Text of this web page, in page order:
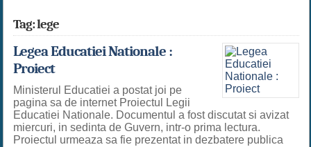
Tag: lege
Legea Educatiei Nationale :
Proiect
Ministerul Educatiei a postat joi pe
pagina sa de internet Proiectul Legii
Educatiei Nationale. Documentul a fost discutat si avizat
miercuri, in sedinta de Guvern, intr-o prima lectura.
Proiectul urmeaza sa fie prezentat in dezbatere publica